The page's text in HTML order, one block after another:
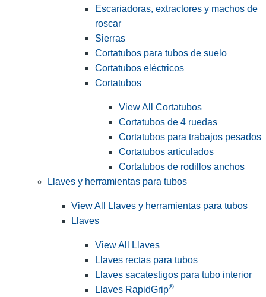
Escariadoras, extractores y machos de
roscar
Sierras
Cortatubos para tubos de suelo
Cortatubos eléctricos
Cortatubos
View All Cortatubos
Cortatubos de 4 ruedas
Cortatubos para trabajos pesados
Cortatubos articulados
Cortatubos de rodillos anchos
Llaves y herramientas para tubos
View All Llaves y herramientas para tubos
Llaves
View All Llaves
Llaves rectas para tubos
Llaves sacatestigos para tubo interior
Llaves RapidGrip®